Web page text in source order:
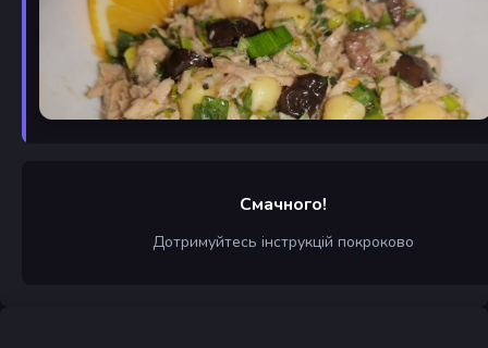
Смачного!
Дотримуйтесь інструкцій покроково